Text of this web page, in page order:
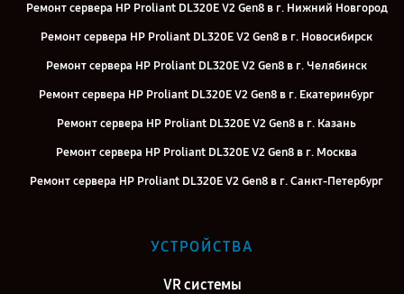
Ремонт сервера HP Proliant DL320E V2 Gen8 в г. Нижний Новгород
Ремонт сервера HP Proliant DL320E V2 Gen8 в г. Новосибирск
Ремонт сервера HP Proliant DL320E V2 Gen8 в г. Челябинск
Ремонт сервера HP Proliant DL320E V2 Gen8 в г. Екатеринбург
Ремонт сервера HP Proliant DL320E V2 Gen8 в г. Казань
Ремонт сервера HP Proliant DL320E V2 Gen8 в г. Москва
Ремонт сервера HP Proliant DL320E V2 Gen8 в г. Санкт-Петербург
УСТРОЙСТВА
VR системы